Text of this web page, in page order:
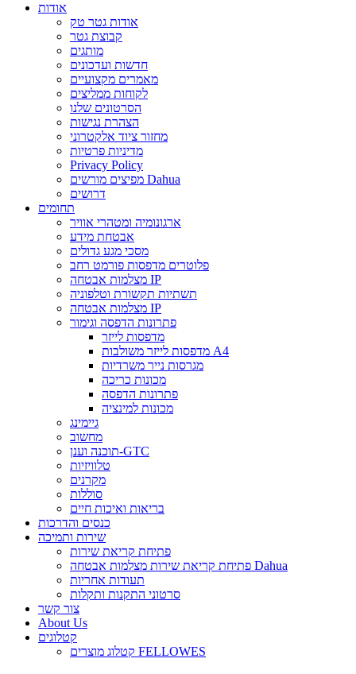
אודות
אודות גטר טק
קבוצת גטר
מותגים
חדשות ועדכונים
מאמרים מקצועיים
לקוחות ממליצים
הסרטונים שלנו
הצהרת נגישות
מחזור ציוד אלקטרוני
מדיניות פרטיות
Privacy Policy
מפיצים מורשים Dahua
דרושים
תחומים
ארגונומיה ומטהרי אוויר
אבטחת מידע
מסכי מגע גדולים
פלוטרים מדפסות פורמט רחב
מצלמות אבטחה IP
תשתיות תקשורת וטלפוניה
מצלמות אבטחה IP
פתרונות הדפסה וגימור
מדפסות לייזר
מדפסות לייזר משולבות A4
מגרסות נייר משרדיות
מכונות כריכה
פתרונות הדפסה
מכונות למינציה
גיימינג
מחשוב
תוכנה וענן-GTC
טלוויזיות
מקרנים
סוללות
בריאות ואיכות חיים
כנסים והדרכות
שירות ותמיכה
פתיחת קריאת שירות
פתיחת קריאת שירות מצלמות אבטחה Dahua
תעודות אחריות
סרטוני התקנות ותקלות
צור קשר
About Us
קטלוגים
קטלוג מוצרים FELLOWES